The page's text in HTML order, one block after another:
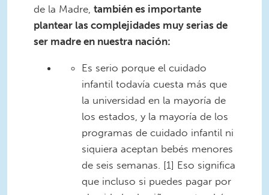
de la Madre, también es importante
plantear las complejidades muy serias de
ser madre en nuestra nación:
Es serio porque el cuidado
infantil todavía cuesta más que
la universidad en la mayoría de
los estados, y la mayoría de los
programas de cuidado infantil ni
siquiera aceptan bebés menores
de seis semanas. [1] Eso significa
que incluso si puedes pagar por